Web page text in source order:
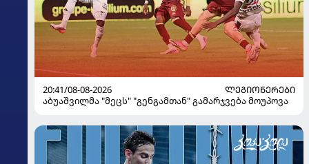
20:41/08-08-2026
ᲚᲔᲒᲘᲝᲜᲔᲠᲔᲑᲘ
აბუაშვილმა "მეცს" "გენგამთან" გამარჯვება მოუპოვა